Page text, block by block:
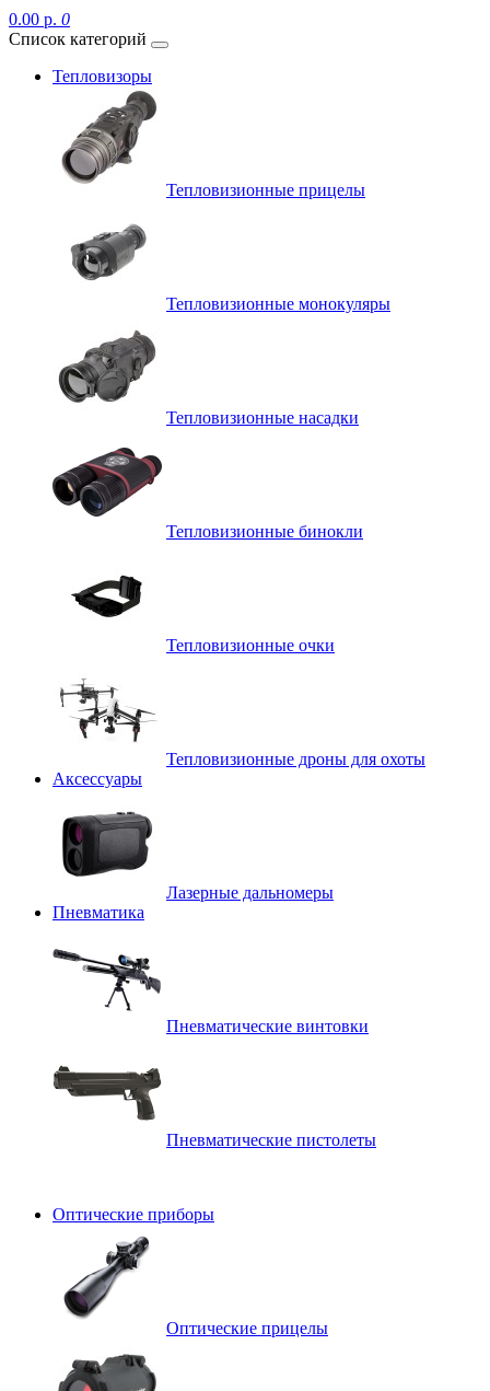
0.00 р. 0
Список категорий
Тепловизоры
Тепловизионные прицелы
Тепловизионные монокуляры
Тепловизионные насадки
Тепловизионные бинокли
Тепловизионные очки
Тепловизионные дроны для охоты
Аксессуары
Лазерные дальномеры
Пневматика
Пневматические винтовки
Пневматические пистолеты
Оптические приборы
Оптические прицелы